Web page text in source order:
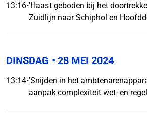
13:16•'Haast geboden bij het
Zuidlijn naar Schiphol en
DINSDAG • 28 MEI 2024
13:14•'Snijden in het
aanpak complexiteit wet- en